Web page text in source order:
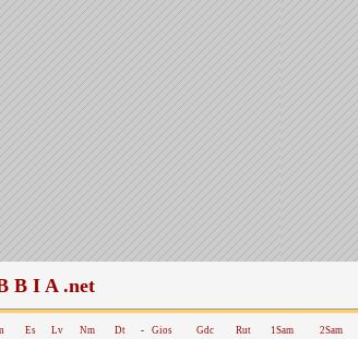
B I A .net
Es Lv Nm Dt - Gios Gdc Rut 1Sam 2Sam